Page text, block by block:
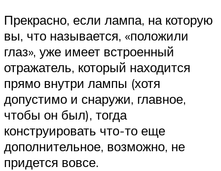
Прекрасно, если лампа, на которую
вы, что называется, «положили
глаз», уже имеет встроенный
отражатель, который находится
прямо внутри лампы (хотя
допустимо и снаружи, главное,
чтобы он был), тогда
конструировать что-то еще
дополнительное, возможно, не
придется вовсе.